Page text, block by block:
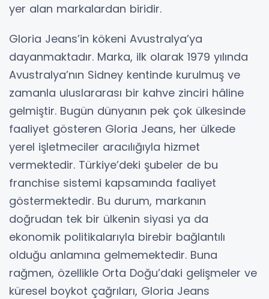
yer alan markalardan biridir.
Gloria Jeans’in kökeni Avustralya’ya
dayanmaktadır. Marka, ilk olarak 1979 yılında
Avustralya’nın Sidney kentinde kurulmuş ve
zamanla uluslararası bir kahve zinciri hâline
gelmiştir. Bugün dünyanın pek çok ülkesinde
faaliyet gösteren Gloria Jeans, her ülkede
yerel işletmeciler aracılığıyla hizmet
vermektedir. Türkiye’deki şubeler de bu
franchise sistemi kapsamında faaliyet
göstermektedir. Bu durum, markanın
doğrudan tek bir ülkenin siyasi ya da
ekonomik politikalarıyla birebir bağlantılı
olduğu anlamına gelmemektedir. Buna
rağmen, özellikle Orta Doğu’daki gelişmeler ve
küresel boykot çağrıları, Gloria Jeans